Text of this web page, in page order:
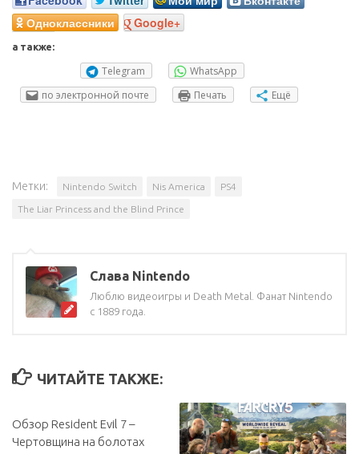
Одноклассники
Google+
а также:
Telegram
WhatsApp
по электронной почте
Печать Ещё
Метки: Nintendo Switch Nis America PS4
The Liar Princess and the Blind Prince
Слава Nintendo
Люблю видеоигры и Death Metal. Фанат Nintendo
с 1889 года.
ЧИТАЙТЕ ТАКЖЕ:
Обзор Resident Evil 7 –
Чертовщина на болотах